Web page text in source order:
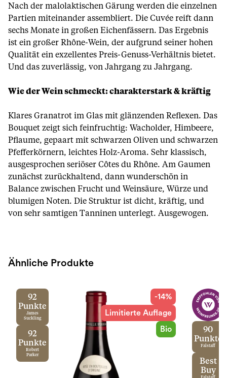
Nach der malolaktischen Gärung werden die einzelnen
Partien miteinander assembliert. Die Cuvée reift dann
sechs Monate in großen Eichenfässern. Das Ergebnis
ist ein großer Rhône-Wein, der aufgrund seiner hohen
Qualität ein exzellentes Preis-Genuss-Verhältnis bietet.
Und das zuverlässig, von Jahrgang zu Jahrgang.
Wie der Wein schmeckt: charakterstark & kräftig
Klares Granatrot im Glas mit glänzenden Reflexen. Das
Bouquet zeigt sich feinfruchtig: Wacholder, Himbeere,
Pflaume, gepaart mit schwarzen Oliven und schwarzen
Pfefferkörnern, leichtes Holz-Aroma. Sehr klassisch,
ausgesprochen seriöser Côtes du Rhône. Am Gaumen
zunächst zurückhaltend, dann wunderschön in
Balance zwischen Frucht und Weinsäure, Würze und
blumigen Noten. Die Struktur ist dicht, kräftig, und
von sehr samtigen Tanninen unterlegt. Ausgewogen.
Ähnliche Produkte
92
Punkte
James
Suckling
92
Punkte
Robert
Parker
-14%
Limitierte Auflage
Bio
90
Punkte
Falstaff
Best
Buy